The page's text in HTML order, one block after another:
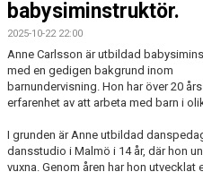
KSLS WEBBSHOP
JOBBA HOS OSS!
FUNKTIONÄR
babysiminstruktör.
2025-10-22 22:00
Anne Carlsson är utbildad
med en gedigen bakgrund inom
barnundervisning. Hon har över 20 års
erfarenhet av att arbeta med barn i
I grunden är Anne utbildad
dansstudio i Malmö i 14 år, där hon
vuxna. Genom åren har hon